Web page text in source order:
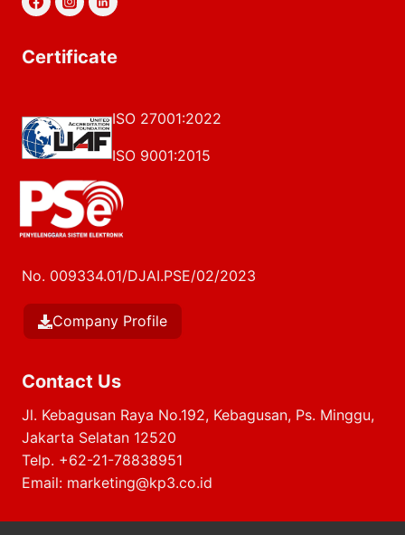
Certificate
ISO 27001:2022
ISO 9001:2015
No. 009334.01/DJAI.PSE/02/2023
Company Profile
Contact Us
Jl. Kebagusan Raya No.192, Kebagusan, Ps. Minggu,
Jakarta Selatan 12520
Telp. +62-21-78838951
Email: marketing@kp3.co.id